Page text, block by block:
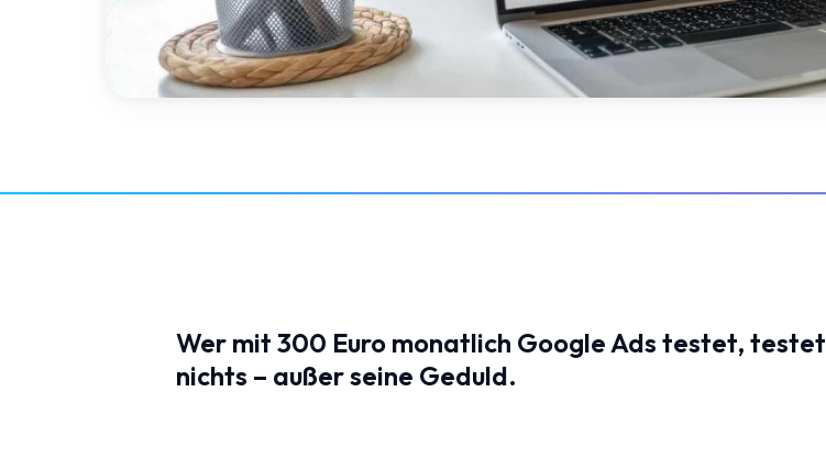
Wer mit 300 Euro monatlich Google Ads testet, testet
nichts – außer seine Geduld.